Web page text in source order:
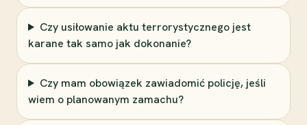
Czy usiłowanie aktu terrorystycznego jest
karane tak samo jak dokonanie?
Czy mam obowiązek zawiadomić policję, jeśli
wiem o planowanym zamachu?